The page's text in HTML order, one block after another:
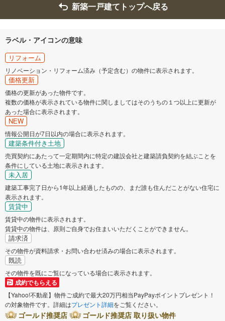
新築一戸建てトップへ戻る
ラベル・アイコンの意味
リフォーム
リノベーション・リフォーム済み（予定含む）の物件に表示されます。
価格更新
価格の更新があった物件です。
複数の価格が表示されている物件に関しましてはそのうちの１つ以上に更新が
あった場合に表示されます。
NEW
情報公開日が7日以内の場合に表示されます。
建築条件付き土地
売買契約にあたって一定期間内に特定の建設会社と建築請負契約を結ぶことを
条件にしている土地に表示されます。
未入居
建築工事完了日から1年以上経過したものの、まだ誰も住んだことがない住宅に
表示されます。
賃貸中
賃貸中の物件に表示されます。
賃貸中の物件は、原則ご自身でお住まいいただくことができません。
請求済
その物件が資料請求・お問い合わせ済みの場合に表示されます。
既読
その物件を既にご覧になっている場合に表示されます。
成約でもらえる
【Yahoo!不動産】物件ご成約で最大20万円相当PayPayポイントプレゼント！
の対象物件です。詳細はプレゼント詳細をご覧ください。
ゴールド推奨店
ゴールド推奨店 取り扱い物件